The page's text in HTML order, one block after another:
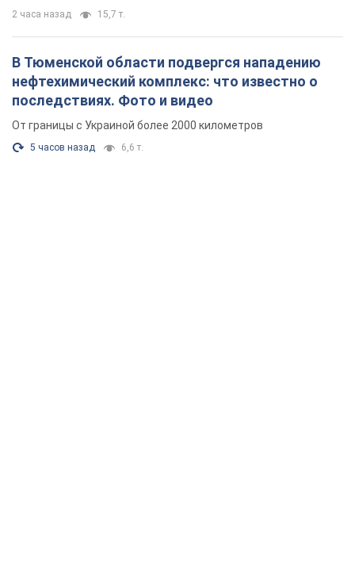
2 часа назад 15,7 т.
В Тюменской области подвергся нападению
нефтехимический комплекс: что известно о
последствиях. Фото и видео
От границы с Украиной более 2000 километров
5 часов назад 6,6 т.